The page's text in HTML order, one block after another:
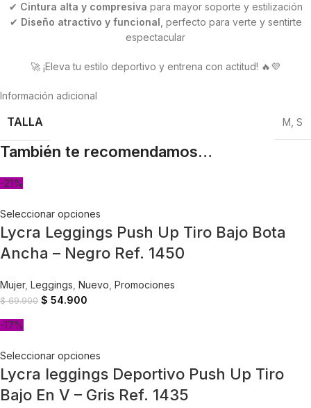
✔ Cintura alta y compresiva para mayor soporte y estilización
✔ Diseño atractivo y funcional , perfecto para verte y sentirte
espectacular
🚀 ¡Eleva tu estilo deportivo y entrena con actitud! 🔥💜
Información adicional
TALLA M S
También te recomendamos…
-21%
Seleccionar opciones
Lycra Leggings Push Up Tiro Bajo Bota
Ancha – Negro Ref. 1450
Mujer, Leggings Nuevo Promociones
$69.900 $ 54.900
-17%
Seleccionar opciones
Lycra leggings Deportivo Push Up Tiro
Bajo En V – Gris Ref. 1435